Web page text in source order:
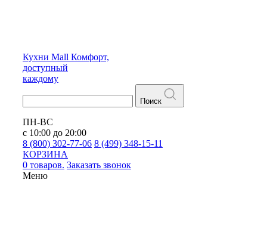
Кухни Mall Комфорт,
доступный
каждому
Поиск
ПН-ВС
с 10:00 до 20:00
8 (800) 302-77-06 8 (499) 348-15-11
КОРЗИНА
0 товаров. Заказать звонок
Меню